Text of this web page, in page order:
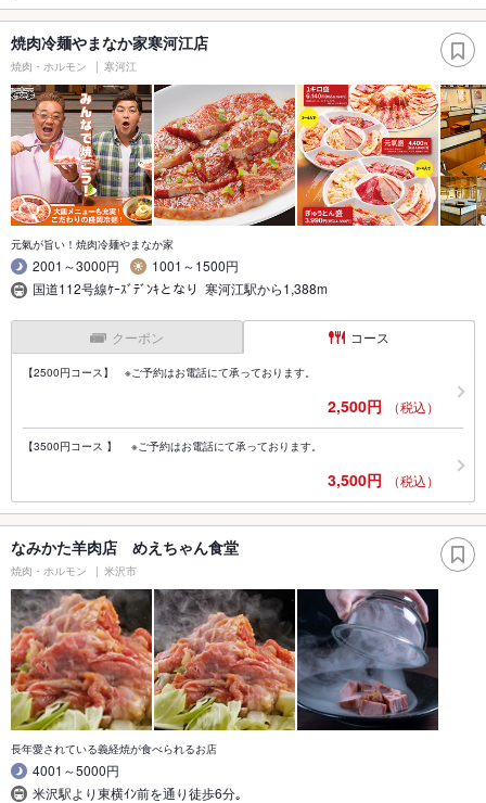
焼肉冷麺やまなか家寒河江店
焼肉・ホルモン 寒河江
元氣が旨い！焼肉冷麺やまなか家
2001～3000円
1001～1500円
国道112号線ｹｰｽﾞﾃﾞﾝｷとなり 寒河江駅から1,388m
クーポン コース
【2500円コース】 ※ご予約はお電話にて承っております。
2,500円 （税込）
【3500円コース 】 ※ご予約はお電話にて承っております。
3,500円 （税込）
なみかた羊肉店 めえちゃん食堂
焼肉・ホルモン 米沢市
長年愛されている義経焼が食べられるお店
4001～5000円
米沢駅より東横ｲﾝ前を通り徒歩6分｡